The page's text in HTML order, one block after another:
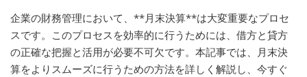
企業の財務管理において、**月末決算**は大変重要なプロセ
スです。このプロセスを効率的に行うためには、借方と貸方
の正確な把握と活用が必要不可欠です。本記事では、月末決
算をよりスムーズに行うための方法を詳しく解説し、今すぐ